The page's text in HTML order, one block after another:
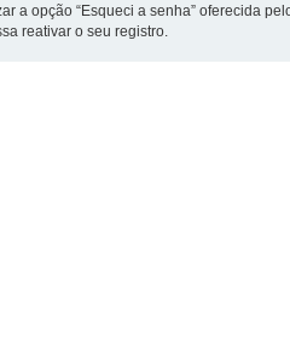
opção “Esqueci a senha” oferecida
reativar o seu registro.